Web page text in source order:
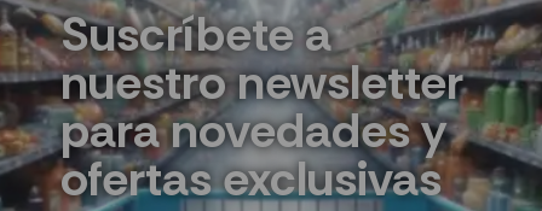
Suscríbete a
nuestro newsletter
para novedades y
ofertas exclusivas